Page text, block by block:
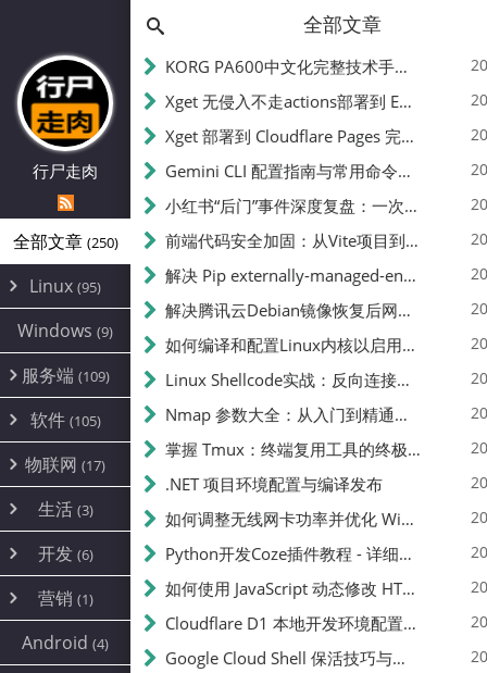
行尸走肉
全部文章 (250)
Linux (95)
Alpine
CentOS(17)
Debian(24)
ProxmoxVE
Ubuntu(7)
Windows (9)
服务端 (109)
环境配置
DD重装(3)
加速优化(34)
面板(12)
容器
游戏 (7)
饥荒(7)
云服务商(4)
WEB源码(6)
建站(5)
软件 (105)
安全(12)
办公(4)
图片 (2)
文件
系统 (35)
AI(10)
物联网 (17)
路由器
随身wifi(1)
mobile(14)
刷机
magisk
生活 (3)
线报
sim卡(1)
开发 (6)
编译
JavaScript(2)
python(2)
营销 (1)
公关(1)
SEO(1)
Android (4)
全部文章
KORG PA600中文化完整技术手册 - 从逆向到实现的全流程指南
Xget 无侵入不走actions部署到 EdgeOne Pages 指南
Xget 部署到 Cloudflare Pages 完整指南 - 无需修改源码的构建配置
Gemini CLI 配置指南与常用命令中文翻译 | API Key、MCP、代理设置
小红书“后门”事件深度复盘：一次沉默危机下的品牌、技术与流程三重考验
前端代码安全加固：从Vite项目到纯静态页面的深度混淆技术备忘
解决 Pip externally-managed-environment 错误：临时与永久绕过方案
解决腾讯云Debian镜像恢复后网络不通问题
如何编译和配置Linux内核以启用BBR2 | 内核编译教程
Linux Shellcode实战：反向连接、持久化、免杀技术详解（MSF,Cobalt Strike）- 从原理到C加载器实现
Nmap 参数大全：从入门到精通，掌握网络扫描的核心技巧
掌握 Tmux：终端复用工具的终极指南
.NET 项目环境配置与编译发布
如何调整无线网卡功率并优化 Wifite 的功率设置
Python开发Coze插件教程 - 详细步骤与注意事项
如何使用 JavaScript 动态修改 HTML 中的权限文本 | 前端开发教程
Cloudflare D1 本地开发环境配置指南 | CF Pages Local Development Guide
Google Cloud Shell 保活技巧与配额时间查看方法
📝
250
篇文章